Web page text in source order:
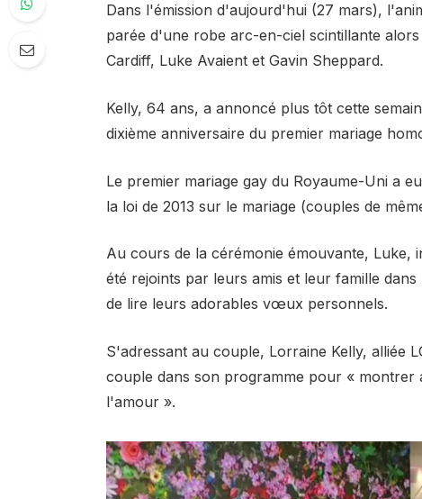
Dans l'émission d'aujourd'hui (27 mars),
parée d'une robe arc-en-ciel scintillante
Cardiff, Luke Avaient et Gavin Sheppard.
Kelly, 64 ans, a annoncé plus tôt cette
dixième anniversaire du premier mariage
Le premier mariage gay du Royaume-Uni a
la loi de 2013 sur le mariage (couples de
Au cours de la cérémonie émouvante, Luke,
été rejoints par leurs amis et leur famille dans
de lire leurs adorables vœux personnels.
S'adressant au couple, Lorraine Kelly, alliée
couple dans son programme pour «
l'amour ».